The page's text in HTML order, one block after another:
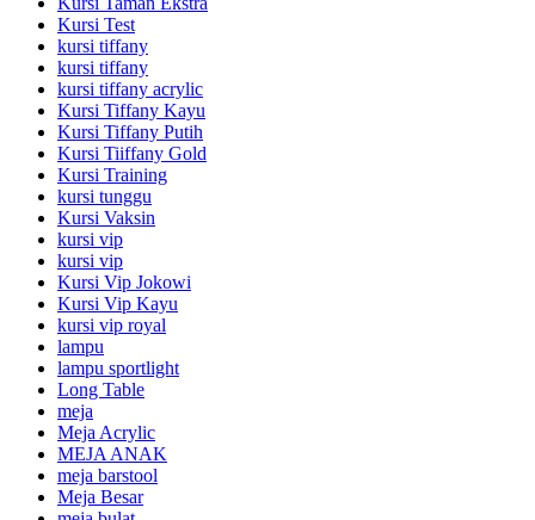
Kursi Test
kursi tiffany
kursi tiffany
kursi tiffany acrylic
Kursi Tiffany Kayu
Kursi Tiffany Putih
Kursi Tiiffany Gold
Kursi Training
kursi tunggu
Kursi Vaksin
kursi vip
kursi vip
Kursi Vip Jokowi
Kursi Vip Kayu
kursi vip royal
lampu
lampu sportlight
Long Table
meja
Meja Acrylic
MEJA ANAK
meja barstool
Meja Besar